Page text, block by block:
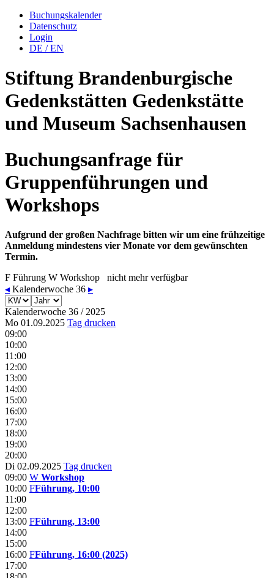
Buchungskalender
Datenschutz
Login
DE /EN
Stiftung Brandenburgische
Gedenkstätten Gedenkstätte
und Museum Sachsenhausen
Buchungsanfrage für
Gruppenführungen und
Workshops
Aufgrund der großen Nachfrage bitten wir um eine frühzeitige
Anmeldung mindestens vier Monate vor dem gewünschten
Termin.
F Führung W Workshop
nicht mehr verfügbar
◂ Kalenderwoche 36 ▸
Kalenderwoche 36 / 2025
Mo 01.09.2025 Tag drucken
09:00
10:00
11:00
12:00
13:00
14:00
15:00
16:00
17:00
18:00
19:00
20:00
Di 02.09.2025 Tag drucken
09:00 W Workshop
10:00 FFührung, 10:00
11:00
12:00
13:00 FFührung, 13:00
14:00
15:00
16:00 FFührung, 16:00 (2025)
17:00